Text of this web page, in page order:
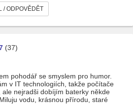
/ ODPOVĚDĚT
(37)
pohodář se smyslem pro humor.
v IT technologiích, takže počítače
ale nejradši dobíjím baterky někde
vodu, krásnou přírodu, staré